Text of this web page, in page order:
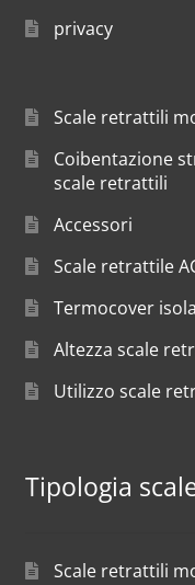
privacy
Scale retrattili
Coibentazione
scale retrattili
Accessori
Scale retrattile
Termocover
Altezza scale
Utilizzo scale
Tipologia
Scale retrattili